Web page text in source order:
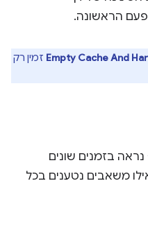
הראשונה.
Empty Cache And זמין רק
בזמנים שונים
משאבים נטענים בכל